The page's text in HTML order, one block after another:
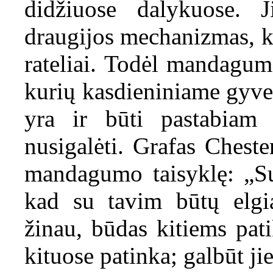
didžiuose dalykuose.
draugijos mechanizmas,
rateliai. Todėl
kurių kasdieniniame
yra ir būti pastabiam
nusigalėti. Grafas
mandagumo taisyklę:
kad su tavim būtų
žinau, būdas kitiems
kituose patinka; galbūt